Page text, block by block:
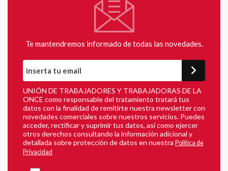
Te mantendremos informado de todas las novedades.
UNIÓN DE TRABAJADORES Y TRABAJADORAS DE LA
ONCE como responsable del tratamiento tratará tus
datos con la finalidad de remitirte nuestra newsletter con
novedades comerciales sobre nuestros servicios. Puedes
acceder, rectificar y suprimir tus datos, así como ejercer
otros derechos consultando la información adicional y
detallada sobre protección de datos en nuestra Política de
Privacidad